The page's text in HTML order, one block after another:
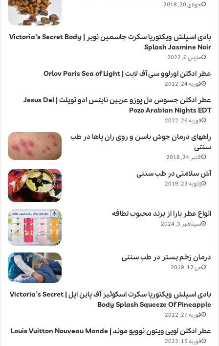
جولای 20, 2018
بادی اسپلش ویکتوریا سکرت جاسمین نویر | Victoria’s Secret Body
Splash Jasmine Noir
مارس 6, 2022
عطر ادکلن اورلوو سی آف لایت | Orlov Paris Sea of Light
فوریه 24, 2022
عطر ادکلن جسوس دل پوزو عربین نایتس ادو تویلت | Jesus Del
Pozo Arabian Nights EDT
فوریه 26, 2022
راههای درمان جوش باسن و روی ران پاها در طب
سنتی
اکتبر 24, 2018
آش سلامتی در طب سنتی
ژانویه 23, 2019
انواع عطر یارا از برند محبوب لطافه
سپتامبر 3, 2024
درمان زخم بستر در طب سنتی
می 12, 2019
بادی اسپلش ویکتوریا سکرت اسکوئیز آف پاین اپل | Victoria’s Secret
Body Splash Squeeze Of Pineapple
فوریه 27, 2022
عطر ادکلن لویی ویتون نوویو موند | Louis Vuitton Nouveau Monde
فوریه 15, 2022